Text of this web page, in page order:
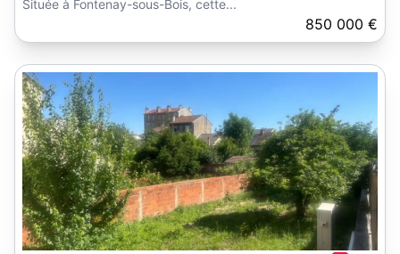
Située à Fontenay-sous-Bois, cette...
850 000 €